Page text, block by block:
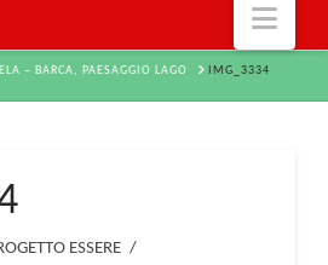
– BARCA, PAESAGGIO LAGO IMG_3334
ESSERE